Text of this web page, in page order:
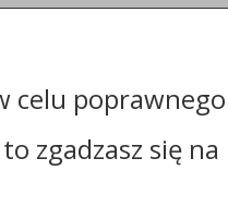
celu
zgadzasz się